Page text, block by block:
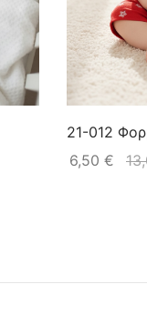
21-012
6,50 €